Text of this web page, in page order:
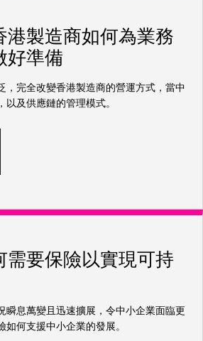
港製造商如何為業務
好準備
，完全改變香港製造商的營運方式，當中
及供應鏈的管理模式。
需要保險以實現可持
瞬息萬變且迅速擴展，令中小企業面臨更
如何支援中小企業的發展。